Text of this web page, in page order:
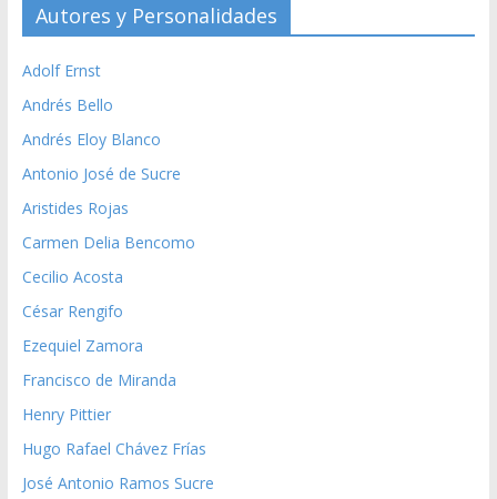
Autores y Personalidades
Adolf Ernst
Andrés Bello
Andrés Eloy Blanco
Antonio José de Sucre
Aristides Rojas
Carmen Delia Bencomo
Cecilio Acosta
César Rengifo
Ezequiel Zamora
Francisco de Miranda
Henry Pittier
Hugo Rafael Chávez Frías
José Antonio Ramos Sucre